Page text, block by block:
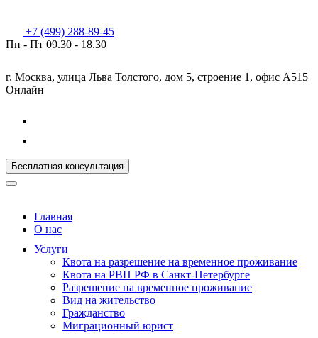
+7 (499) 288-89-45
Пн - Пт 09.30 - 18.30
г. Москва, улица Льва Толстого, дом 5, строение 1, офис А515
Онлайн
Бесплатная консультация
Главная
О нас
Услуги
Квота на разрешение на временное проживание
Квота на РВП РФ в Санкт-Петербурге
Разрешение на временное проживание
Вид на жительство
Гражданство
Миграционный юрист